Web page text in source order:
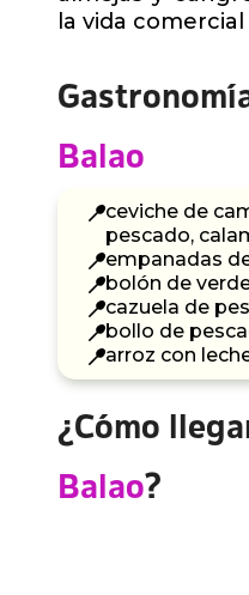
la vida
Balao
ceviche de
pescado,
empanadas
bolón de
cazuela de
bollo de
arroz con
¿Cómo
Balao?